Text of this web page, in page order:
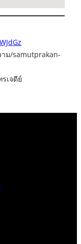
ม/samutprakan-
เจดีย์